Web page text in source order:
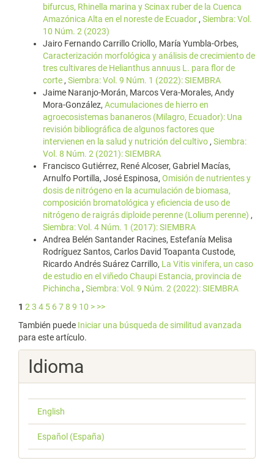
bifurcus, Rhinella marina y Scinax ruber de la Cuenca
Amazónica Alta en el noreste de Ecuador , Siembra: Vol.
10 Núm. 2 (2023)
Jairo Fernando Carrillo Criollo, María Yumbla-Orbes,
Caracterización morfológica y análisis de crecimiento de
tres cultivares de Helianthus annuus L. para flor de
corte , Siembra: Vol. 9 Núm. 1 (2022): SIEMBRA
Jaime Naranjo-Morán, Marcos Vera-Morales, Andy
Mora-González, Acumulaciones de hierro en
agroecosistemas bananeros (Milagro, Ecuador): Una
revisión bibliográfica de algunos factores que
intervienen en la salud y nutrición del cultivo , Siembra:
Vol. 8 Núm. 2 (2021): SIEMBRA
Francisco Gutiérrez, René Alcoser, Gabriel Macías,
Arnulfo Portilla, José Espinosa, Omisión de nutrientes y
dosis de nitrógeno en la acumulación de biomasa,
composición bromatológica y eficiencia de uso de
nitrógeno de raigrás diploide perenne (Lolium perenne) ,
Siembra: Vol. 4 Núm. 1 (2017): SIEMBRA
Andrea Belén Santander Racines, Estefanía Melisa
Rodríguez Santos, Carlos David Toapanta Custode,
Ricardo Andrés Suárez Carrillo, La Vitis vinifera, un caso
de estudio en el viñedo Chaupi Estancia, provincia de
Pichincha , Siembra: Vol. 9 Núm. 2 (2022): SIEMBRA
1 2 3 4 5 678 9 10 > >>
También puede Iniciar una búsqueda de similitud avanzada
para este artículo.
Idioma
English
Español (España)